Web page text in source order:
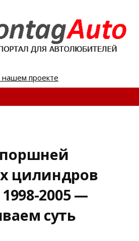
проекте
цилиндров
2005 —
суть